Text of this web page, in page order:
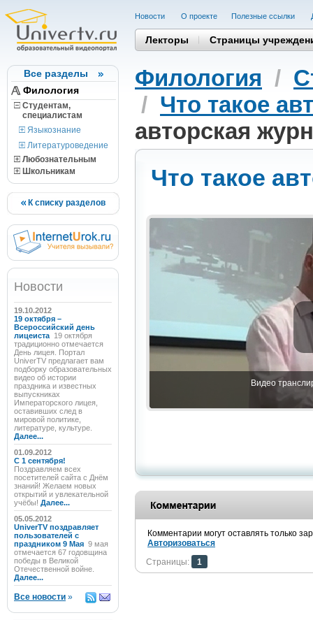
Все разделы
Филология
Студентам,
cпециалистам
Языкознание
Литературоведение
Любознательным
Школьникам
К списку разделов
Новости
19.10.2012
19 октября –
Всероссийский день
лицеиста 19 октября
традиционно отмечается
День лицея. Портал
UniverTV предлагает вам
подборку образовательных
видео об истории
праздника и известных
выпускниках
Императорского лицея,
оставивших след в
мировой политике,
литературе, культуре.
Далее...
01.09.2012
C 1 сентября!
Поздравляем всех
посетителей сайта с Днём
знаний! Желаем новых
открытий и увлекательной
учёбы! Далее...
05.05.2012
UniverTV поздравляет
пользователей с
праздником 9 Мая 9 мая
отмечается 67 годовщина
победы в Великой
Отечественной войне.
Далее...
Все новости »
Новости О проекте Полезные cсылки
Лекторы Страницы
Филология /
/ Что такое
авторская
Что такое
Видео
Комментарии могут оставлять только
Авторизоваться
Страницы:
1